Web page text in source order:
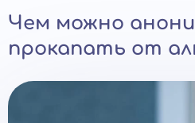
Чем можно
прокапать от